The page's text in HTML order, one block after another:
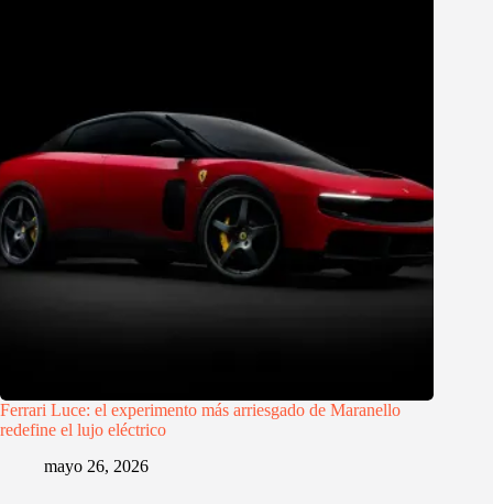
Ferrari Luce: el experimento más arriesgado de Maranello
redefine el lujo eléctrico
mayo 26, 2026